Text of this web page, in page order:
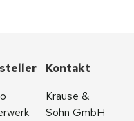
Kontakt
Krause &
Sohn GmbH